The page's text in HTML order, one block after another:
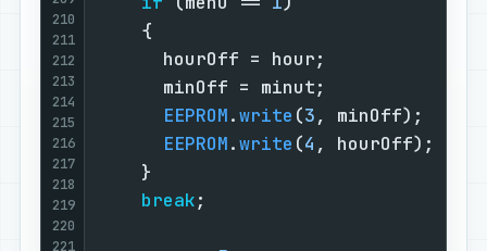
210
211
212
213
214
215
216
217
218
219
220
221
minOff
EEPROM.write (3,
EEPROM.write (4 ,
break